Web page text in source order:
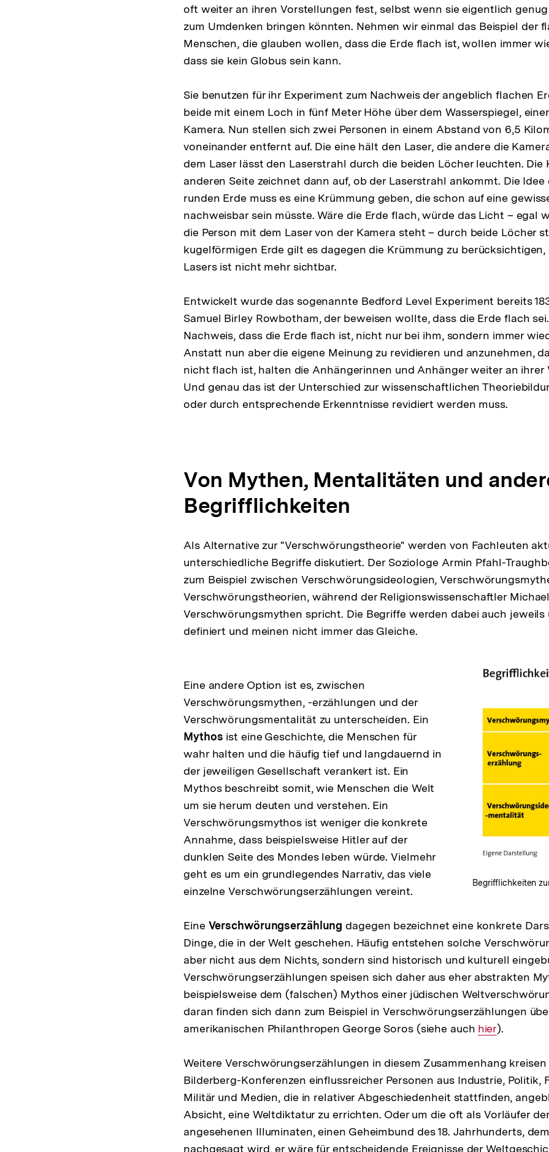
oft weiter an ihren Vorstellungen fest, selbst wenn sie eigentlich
zum Umdenken bringen könnten. Nehmen wir einmal das Beispiel der
Menschen, die glauben wollen, dass die Erde flach ist, wollen immer
dass sie kein Globus sein kann.
Sie benutzen für ihr Experiment zum Nachweis der angeblich flachen
beide mit einem Loch in fünf Meter Höhe über dem Wasserspiegel,
Kamera. Nun stellen sich zwei Personen in einem Abstand von 6,5
voneinander entfernt auf. Die eine hält den Laser, die andere die
dem Laser lässt den Laserstrahl durch die beiden Löcher leuchten. Die
anderen Seite zeichnet dann auf, ob der Laserstrahl ankommt. Die Idee
runden Erde muss es eine Krümmung geben, die schon auf eine
nachweisbar sein müsste. Wäre die Erde flach, würde das Licht – egal
die Person mit dem Laser von der Kamera steht – durch beide Löcher
kugelförmigen Erde gilt es dagegen die Krümmung zu
Lasers ist nicht mehr sichtbar.
Entwickelt wurde das sogenannte Bedford Level Experiment bereits
Samuel Birley Rowbotham, der beweisen wollte, dass die Erde flach
Nachweis, dass die Erde flach ist, nicht nur bei ihm, sondern immer
Anstatt nun aber die eigene Meinung zu revidieren und anzunehmen,
nicht flach ist, halten die Anhängerinnen und Anhänger weiter an ihrer
Und genau das ist der Unterschied zur wissenschaftlichen
oder durch entsprechende Erkenntnisse revidiert werden muss.
Von Mythen, Mentalitäten und
Begrifflichkeiten
Als Alternative zur "Verschwörungstheorie" werden von Fachleuten
unterschiedliche Begriffe diskutiert. Der Soziologe Armin Pfahl-
zum Beispiel zwischen Verschwörungsideologien,
Verschwörungstheorien, während der Religionswissenschaftler
Verschwörungsmythen spricht. Die Begriffe werden dabei auch
definiert und meinen nicht immer das Gleiche.
Begrifflichkeiten
Eine andere Option ist es, zwischen
Verschwörungsmythen, -erzählungen und der
Verschwörungsmentalität zu unterscheiden. Ein
Mythos ist eine Geschichte, die Menschen für
wahr halten und die häufig tief und langdauernd in
der jeweiligen Gesellschaft verankert ist. Ein
Mythos beschreibt somit, wie Menschen die Welt
um sie herum deuten und verstehen. Ein
Verschwörungsmythos ist weniger die konkrete
Annahme, dass beispielsweise Hitler auf der
dunklen Seite des Mondes leben würde. Vielmehr
geht es um ein grundlegendes Narrativ, das viele
einzelne Verschwörungserzählungen vereint.
Eine Verschwörungserzählung dagegen bezeichnet eine konkrete
Dinge, die in der Welt geschehen. Häufig entstehen solche
aber nicht aus dem Nichts, sondern sind historisch und kulturell
Verschwörungserzählungen speisen sich daher aus eher abstrakten
beispielsweise dem (falschen) Mythos einer jüdischen
daran finden sich dann zum Beispiel in Verschwörungserzählungen
amerikanischen Philanthropen George Soros (siehe auch Interner
hier).
Weitere Verschwörungserzählungen in diesem Zusammenhang
Bilderberg-Konferenzen einflussreicher Personen aus Industrie, Politik,
Militär und Medien, die in relativer Abgeschiedenheit stattfinden,
Absicht, eine Weltdiktatur zu errichten. Oder um die oft als Vorläufer
angesehenen Illuminaten, einen Geheimbund des 18. Jahrhunderts,
nachgesagt wird, er wäre für entscheidende Ereignisse der